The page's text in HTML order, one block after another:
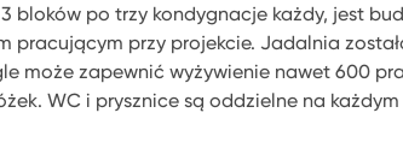
3 bloków po trzy kondygnacje każdy, jest
pracującym przy projekcie. Jadalnia
może zapewnić wyżywienie nawet 600
WC i prysznice są oddzielne na